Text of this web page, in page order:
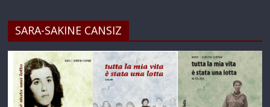
SARA-SAKINE CANSIZ